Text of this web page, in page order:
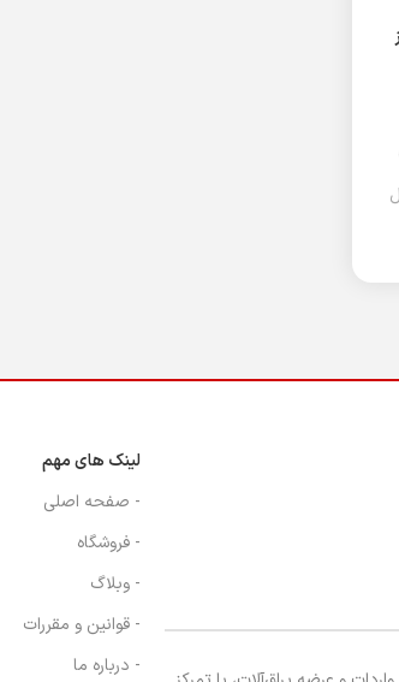
لینک های مهم
- صفحه اصلی
- فروشگاه
- وبلاگ
- قوانین و مقررات
- درباره ما